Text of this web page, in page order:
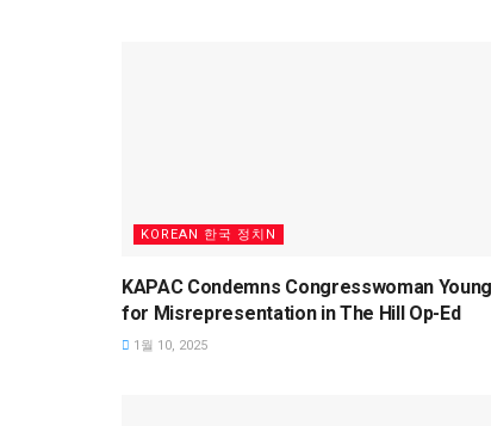
KOREAN 한국 정치N
KAPAC Condemns Congresswoman
for Misrepresentation in The Hill Op-Ed
1월 10, 2025